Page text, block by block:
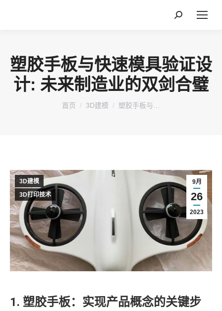
搜
塑胶手板与快速模具验证设
计: 未来制造业的双剑合璧
您在这里：
首页 3D建模 塑胶手板与…
9月
26
2023
3D建模
3D打印技术
1. 塑胶手板：实现产品概念的关键步